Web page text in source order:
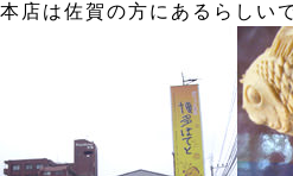
本店は佐賀の方にあるらしい